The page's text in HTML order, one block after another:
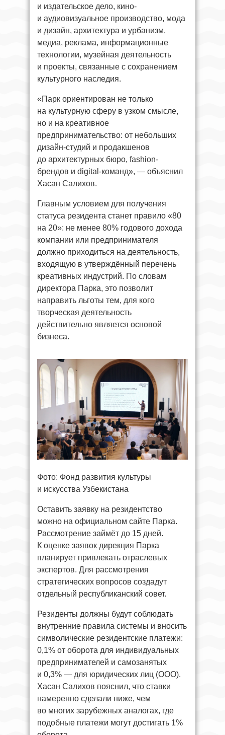
и издательское дело, кино-
и аудиовизуальное производство, мода
и дизайн, архитектура и урбанизм,
медиа, реклама, информационные
технологии, музейная деятельность
и проекты, связанные с сохранением
культурного наследия.
«Парк ориентирован не только
на культурную сферу в узком смысле,
но и на креативное
предпринимательство: от небольших
дизайн-студий и продакшенов
до архитектурных бюро, fashion-
брендов и digital-команд», — объяснил
Хасан Салихов.
Главным условием для получения
статуса резидента станет правило «80
на 20»: не менее 80% годового дохода
компании или предпринимателя
должно приходиться на деятельность,
входящую в утверждённый перечень
креативных индустрий. По словам
директора Парка, это позволит
направить льготы тем, для кого
творческая деятельность
действительно является основой
бизнеса.
Фото: Фонд развития культуры
и искусства Узбекистана
Оставить заявку на резидентство
можно на официальном сайте Парка.
Рассмотрение займёт до 15 дней.
К оценке заявок дирекция Парка
планирует привлекать отраслевых
экспертов. Для рассмотрения
стратегических вопросов создадут
отдельный республиканский совет.
Резиденты должны будут соблюдать
внутренние правила системы и вносить
символические резидентские платежи:
0,1% от оборота для индивидуальных
предпринимателей и самозанятых
и 0,3% — для юридических лиц (ООО).
Хасан Салихов пояснил, что ставки
намеренно сделали ниже, чем
во многих зарубежных аналогах, где
подобные платежи могут достигать 1%